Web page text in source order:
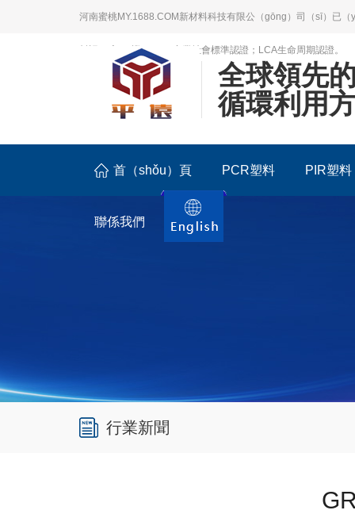
河南蜜桃MY.1688.COM新材料科技有限公（gōng）司（sī）已
料認（rèn）證；BSCI商業社會標準認證；LCA生命周期認證。
全球領先
循環利用
首（shǒu）頁 PCR塑料 PIR塑料
聯係我們
行業新聞